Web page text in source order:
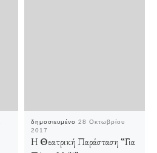
δημοσιευμένο28 Οκτωβρίου
2017
Η Θεατρική Παράσταση “Για